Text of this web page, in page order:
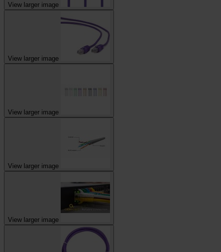
View larger image
View larger image
View larger image
View larger image
View larger image